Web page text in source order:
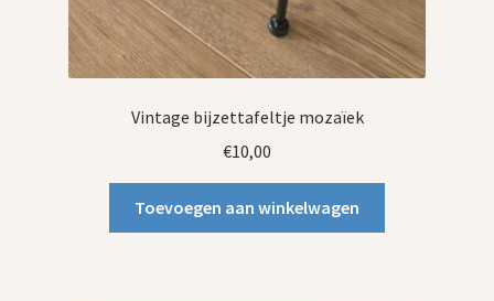
Vintage bijzettafeltje mozaïek
€10,00
Toevoegen aan winkelwagen